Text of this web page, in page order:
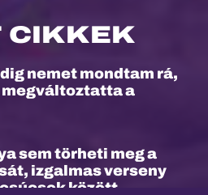
CIKKEK
nemet mondtam rá,
megváltoztatta a
sem törheti meg a
izgalmas verseny
között